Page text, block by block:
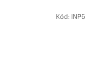
Kód: INP6